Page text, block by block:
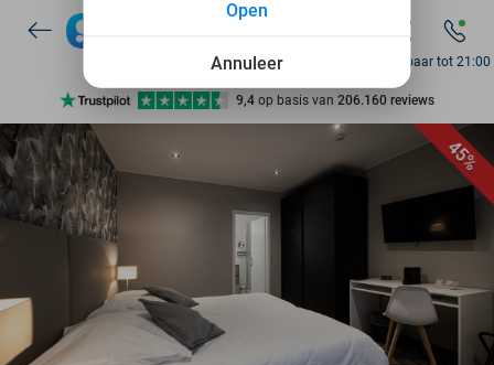
7 dagen per week beschikbaar
10+ miljoen leden
9,4 op basis van 206.160 reviews
7 dagen per week beschikbaar
10+ miljoen leden
Bereikbaar tot 21:00
45%
Annuleer
Open